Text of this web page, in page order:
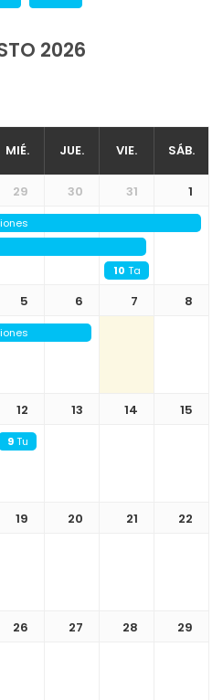
2026
MIÉ. JUE. VIE. SÁB.
29 30 31 1
10 Taller virtual:
5 6 7 8
12 13 14 15
9Tu ciclo menstrual y la anticoncepción
19 20 21 22
26 27 28 29